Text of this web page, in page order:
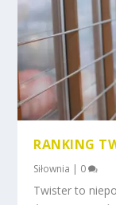
RANKING
Siłownia | 0
Twister to